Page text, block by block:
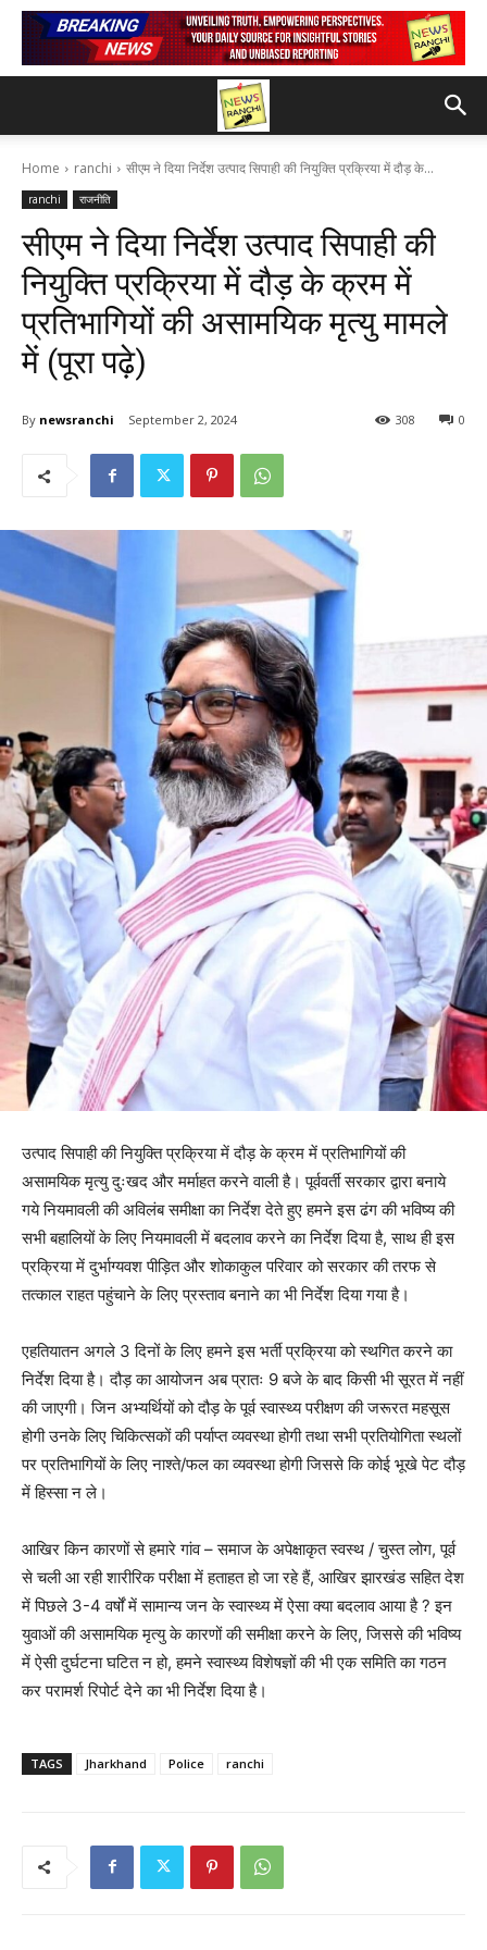
Home ranchi सीएम ने दिया निर्देश उत्पाद सिपाही की नियुक्ति प्रक्रिया में दौड़ के...
ranchi राजनीति
सीएम ने दिया निर्देश उत्पाद सिपाही की
नियुक्ति प्रक्रिया में दौड़ के क्रम में
प्रतिभागियों की असामयिक मृत्यु मामले
में (पूरा पढ़े)
By newsranchi September 2, 2024 0
308
उत्पाद सिपाही की नियुक्ति प्रक्रिया में दौड़ के क्रम में प्रतिभागियों की
असामयिक मृत्यु दुःखद और मर्माहत करने वाली है। पूर्ववर्ती सरकार द्वारा बनाये
गये नियमावली की अविलंब समीक्षा का निर्देश देते हुए हमने इस ढंग की भविष्य की
सभी बहालियों के लिए नियमावली में बदलाव करने का निर्देश दिया है, साथ ही इस
प्रक्रिया में दुर्भाग्यवश पीड़ित और शोकाकुल परिवार को सरकार की तरफ से
तत्काल राहत पहुंचाने के लिए प्रस्ताव बनाने का भी निर्देश दिया गया है।
एहतियातन अगले 3 दिनों के लिए हमने इस भर्ती प्रक्रिया को स्थगित करने का
निर्देश दिया है। दौड़ का आयोजन अब प्रातः 9 बजे के बाद किसी भी सूरत में नहीं
की जाएगी। जिन अभ्यर्थियों को दौड़ के पूर्व स्वास्थ्य परीक्षण की जरूरत महसूस
होगी उनके लिए चिकित्सकों की पर्याप्त व्यवस्था होगी तथा सभी प्रतियोगिता स्थलों
पर प्रतिभागियों के लिए नाश्ते/फल का व्यवस्था होगी जिससे कि कोई भूखे पेट दौड़
में हिस्सा न ले।
आखिर किन कारणों से हमारे गांव – समाज के अपेक्षाकृत स्वस्थ / चुस्त लोग, पूर्व
से चली आ रही शारीरिक परीक्षा में हताहत हो जा रहे हैं, आखिर झारखंड सहित देश
में पिछले 3-4 वर्षों में सामान्य जन के स्वास्थ्य में ऐसा क्या बदलाव आया है ? इन
युवाओं की असामयिक मृत्यु के कारणों की समीक्षा करने के लिए, जिससे की भविष्य
में ऐसी दुर्घटना घटित न हो, हमने स्वास्थ्य विशेषज्ञों की भी एक समिति का गठन
कर परामर्श रिपोर्ट देने का भी निर्देश दिया है।
TAGS Jharkhand Police ranchi